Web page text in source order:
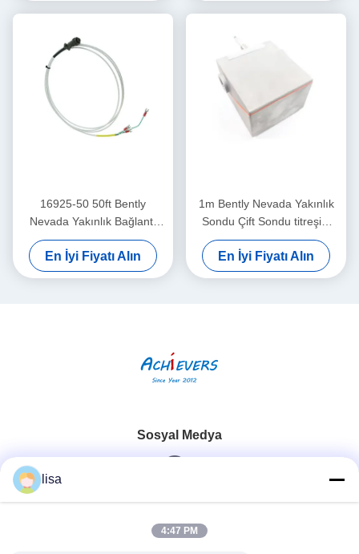
16925-50 50ft Bently
Nevada Yakınlık Bağlantı
Kablosu Zırhsız
En İyi Fiyatı Alın
1m Bently Nevada Yakınlık
Sondu Çift Sondu titreşim
sensörü 26530-12-10-00-
000-309-00-03-01
En İyi Fiyatı Alın
Sosyal Medya
Hızlı iletişim
lisa
4:47 PM